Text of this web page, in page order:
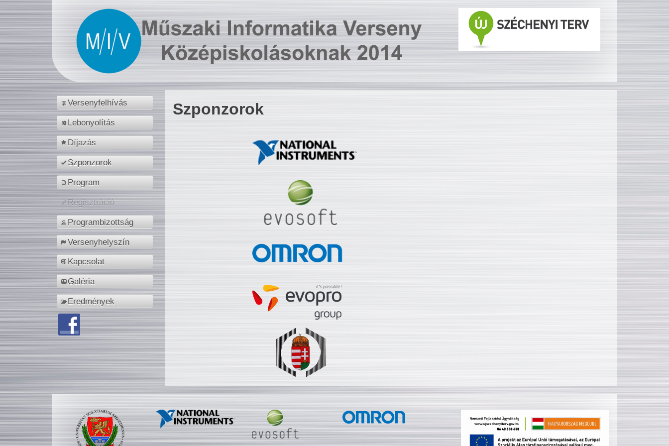
Versenyfelhívás
Lebonyolítás
Díjazás
Szponzorok
Program
Regisztráció
Programbizottság
Versenyhelyszín
Kapcsolat
Galéria
Eredmények
Szponzorok